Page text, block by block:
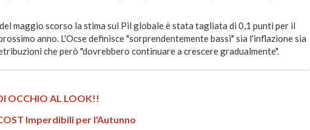
maggio scorso la stima sul Pil globale è stata tagliata di 0,1 punti per il
anno. L'Ocse definisce "sorprendentemente bassi" sia l'inflazione sia
che però "dovrebbero continuare a crescere gradualmente".